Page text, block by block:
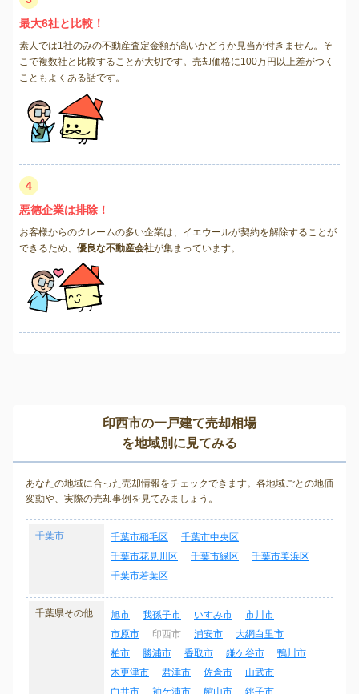
最大6社と比較！
素人では1社のみの不動産査定金額が高いかどうか見当が付きません。そ
こで複数社と比較することが大切です。売却価格に100万円以上差がつく
こともよくある話です。
4
悪徳企業は排除！
お客様からのクレームの多い企業は、イエウールが契約を解除することが
できるため、 優良な不動産会社が集まっています。
印西市の一戸建て売却相場
を地域別に見てみる
あなたの地域に合った売却情報をチェックできます。各地域ごとの地価
変動や、実際の売却事例を見てみましょう。
千葉市 千葉市稲毛区
千葉市中央区
千葉市花見川区
千葉市緑区
千葉市美浜区
千葉市若葉区
千葉県その他 旭市 我孫子市 いすみ市
市川市
市原市
印西市 浦安市
大網白里市
柏市
勝浦市 香取市 鎌ケ谷市
鴨川市
木更津市
君津市 佐倉市
山武市